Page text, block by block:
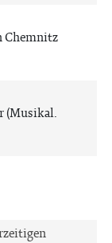
Chemnitz
(Musikal.